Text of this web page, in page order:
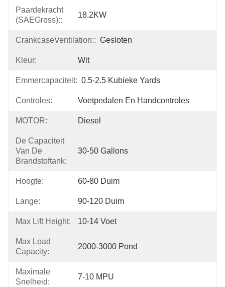
Paardekracht
(SAEGross)::
18.2KW
CrankcaseVentilation:: Gesloten
Kleur: Wit
Emmercapaciteit: 0.5-2.5 Kubieke Yards
Controles: Voetpedalen En Handcontroles
MOTOR: Diesel
De Capaciteit
Van De
Brandstoftank:
30-50 Gallons
Hoogte: 60-80 Duim
Lange: 90-120 Duim
Max Lift Height: 10-14 Voet
Max Load
Capacity:
2000-3000 Pond
Maximale
Snelheid:
7-10 MPU